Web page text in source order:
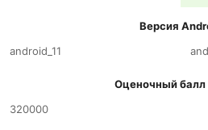
Версия
android_11
Оценочный балл
320000